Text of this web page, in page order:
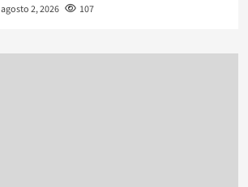
agosto 2, 2026 107